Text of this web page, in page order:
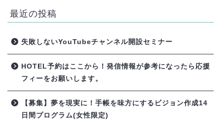
最近の投稿
失敗しないYouTubeチャンネル開設セミナー
HOTEL予約はここから！発信情報が参考になったら応援
フィーをお願いします。
【募集】夢を現実に！手帳を味方にするビジョン作成14
日間プログラム(女性限定)